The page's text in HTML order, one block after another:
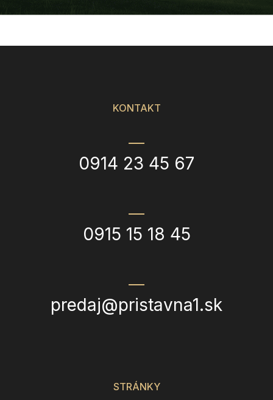
KONTAKT
0914 23 45 67
0915 15 18 45
predaj@pristavna1.sk
STRÁNKY